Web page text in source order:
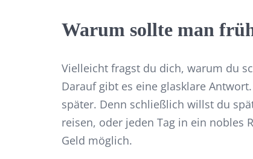
Warum sollte man
Vielleicht fragst du dich, warum du
Darauf gibt es eine glasklare
später. Denn schließlich willst du
reisen, oder jeden Tag in ein nobles
Geld möglich.